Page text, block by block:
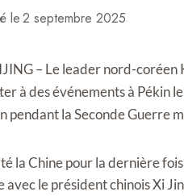
le2 septembre 2025
– Le leader nord-
à des événements à Pékin
pendant la Seconde Guerre
la Chine pour la dernière
avec le président chinois Xi